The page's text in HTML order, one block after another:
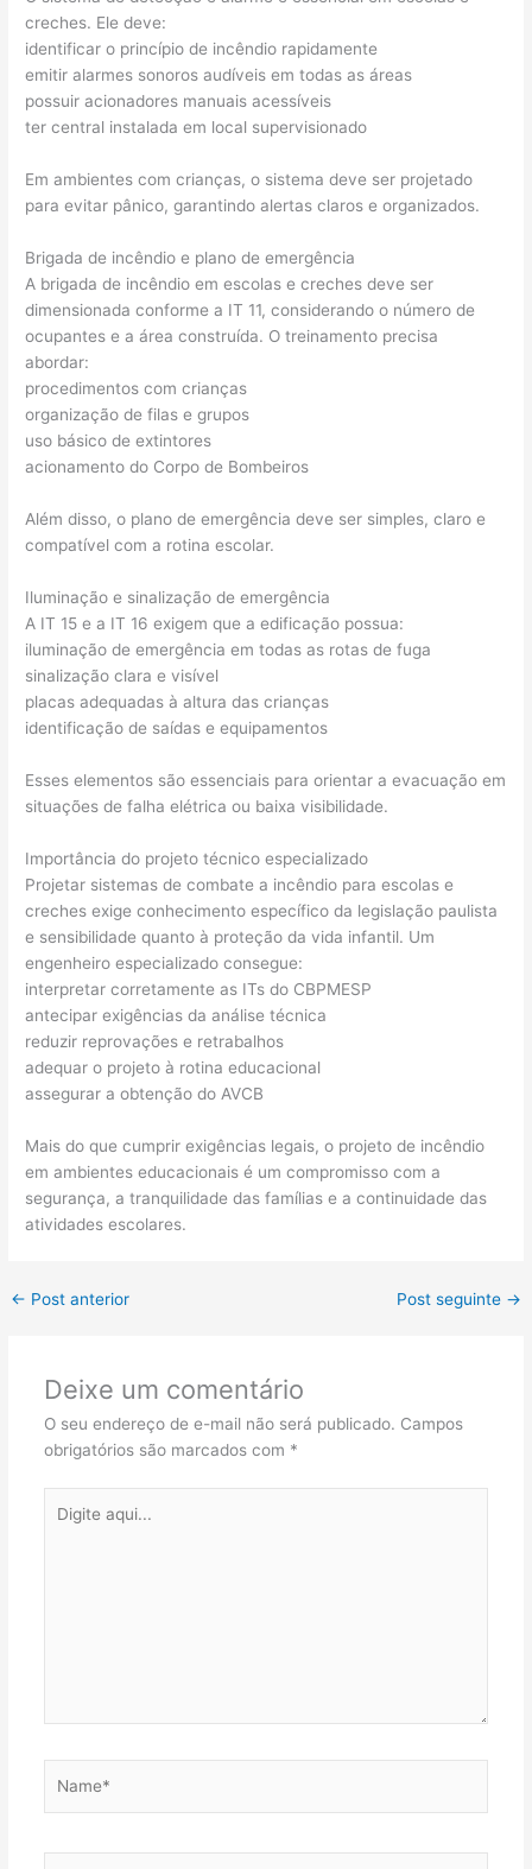
creches. Ele deve:
identificar o princípio de incêndio rapidamente
emitir alarmes sonoros audíveis em todas as áreas
possuir acionadores manuais acessíveis
ter central instalada em local supervisionado
Em ambientes com crianças, o sistema deve ser projetado
para evitar pânico, garantindo alertas claros e organizados.
Brigada de incêndio e plano de emergência
A brigada de incêndio em escolas e creches deve ser
dimensionada conforme a IT 11, considerando o número de
ocupantes e a área construída. O treinamento precisa
abordar:
procedimentos com crianças
organização de filas e grupos
uso básico de extintores
acionamento do Corpo de Bombeiros
Além disso, o plano de emergência deve ser simples, claro e
compatível com a rotina escolar.
Iluminação e sinalização de emergência
A IT 15 e a IT 16 exigem que a edificação possua:
iluminação de emergência em todas as rotas de fuga
sinalização clara e visível
placas adequadas à altura das crianças
identificação de saídas e equipamentos
Esses elementos são essenciais para orientar a evacuação em
situações de falha elétrica ou baixa visibilidade.
Importância do projeto técnico especializado
Projetar sistemas de combate a incêndio para escolas e
creches exige conhecimento específico da legislação paulista
e sensibilidade quanto à proteção da vida infantil. Um
engenheiro especializado consegue:
interpretar corretamente as ITs do CBPMESP
antecipar exigências da análise técnica
reduzir reprovações e retrabalhos
adequar o projeto à rotina educacional
assegurar a obtenção do AVCB
Mais do que cumprir exigências legais, o projeto de incêndio
em ambientes educacionais é um compromisso com a
segurança, a tranquilidade das famílias e a continuidade das
atividades escolares.
← Post anterior Post seguinte →
Deixe um comentário
O seu endereço de e-mail não será publicado. Campos
obrigatórios são marcados com *
aqui...